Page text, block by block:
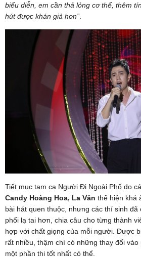
biểu diễn, em cần thả lỏng cơ thể, thêm
hút được khán giả hơn”
Tiết mục tam ca Người Đi Ngoài Phố do
Candy Hoàng Hoa, La Văn thể hiện khá
bài hát quen thuộc, nhưng các thí sinh đã
phối lạ tai hơn, chia câu cho từng thành
hợp với chất giọng của mỗi người. Được
rất nhiều, thậm chí có những thay đổi
một phần thi tốt nhất có thể.